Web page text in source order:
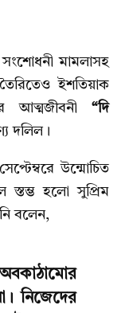
মামলাসহ
তৈরিতেও ইশতিয়াক
আত্মজীবনী “দি
দলিল।
উন্মোচিত
স্তম্ভ হলো সুপ্রিম
বলেন,
নিজেদের